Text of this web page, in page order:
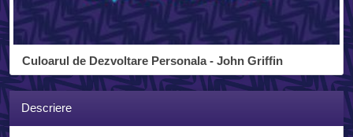
Culoarul de Dezvoltare Personala - John Griffin
Descriere